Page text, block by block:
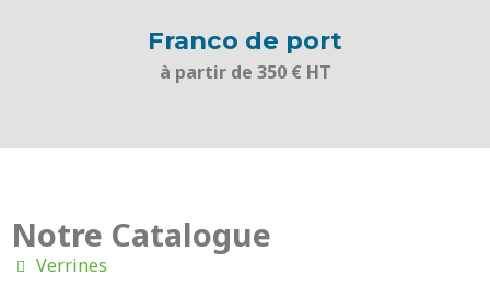
Franco de port
à partir de 350 € HT
Notre Catalogue
Verrines